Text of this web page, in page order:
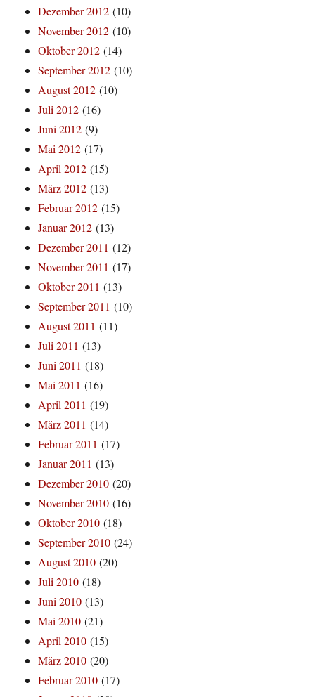
Dezember 2012 (10)
November 2012 (10)
Oktober 2012 (14)
September 2012 (10)
August 2012 (10)
Juli 2012 (16)
Juni 2012 (9)
Mai 2012 (17)
April 2012 (15)
März 2012 (13)
Februar 2012 (15)
Januar 2012 (13)
Dezember 2011 (12)
November 2011 (17)
Oktober 2011 (13)
September 2011 (10)
August 2011 (11)
Juli 2011 (13)
Juni 2011 (18)
Mai 2011 (16)
April 2011 (19)
März 2011 (14)
Februar 2011 (17)
Januar 2011 (13)
Dezember 2010 (20)
November 2010 (16)
Oktober 2010 (18)
September 2010 (24)
August 2010 (20)
Juli 2010 (18)
Juni 2010 (13)
Mai 2010 (21)
April 2010 (15)
März 2010 (20)
Februar 2010 (17)